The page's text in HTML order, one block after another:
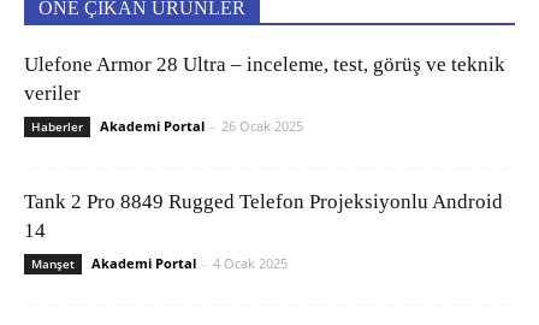
ÖNE ÇIKAN ÜRÜNLER
Ulefone Armor 28 Ultra – inceleme, test, görüş ve teknik
veriler
Haberler Akademi Portal - 26 Ocak 2025
Tank 2 Pro 8849 Rugged Telefon Projeksiyonlu Android
14
Manşet Akademi Portal - 4 Ocak 2025